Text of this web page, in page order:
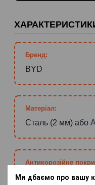
Ми дбаємо про вашу
Бренд:
BYD
Матеріал:
Сталь (2 мм) або
Антикорозійне
Standart